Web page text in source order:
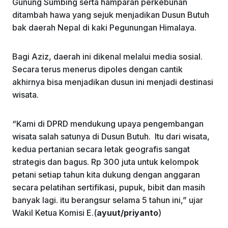
Gunung Sumbing serta hamparan perkebunan
ditambah hawa yang sejuk menjadikan Dusun Butuh
bak daerah Nepal di kaki Pegunungan Himalaya.
Bagi Aziz, daerah ini dikenal melalui media sosial.
Secara terus menerus dipoles dengan cantik
akhirnya bisa menjadikan dusun ini menjadi destinasi
wisata.
“Kami di DPRD mendukung upaya pengembangan
wisata salah satunya di Dusun Butuh. Itu dari wisata,
kedua pertanian secara letak geografis sangat
strategis dan bagus. Rp 300 juta untuk kelompok
petani setiap tahun kita dukung dengan anggaran
secara pelatihan sertifikasi, pupuk, bibit dan masih
banyak lagi. itu berangsur selama 5 tahun ini,” ujar
Wakil Ketua Komisi E.(ayuut/priyanto)